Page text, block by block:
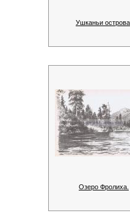
Ушканьи острова.
Озеро Фролиха.